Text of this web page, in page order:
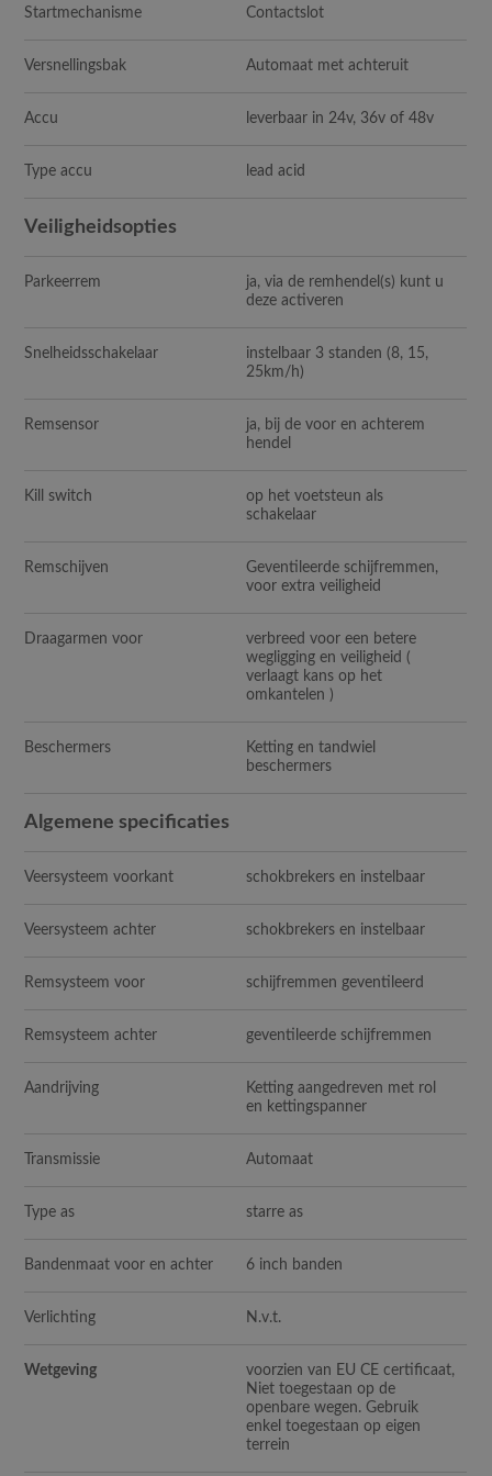
Startmechanisme Contactslot
Versnellingsbak Automaat met achteruit
Accu leverbaar in 24v, 36v of 48v
Type accu lead acid
Veiligheidsopties
Parkeerrem
ja, via de remhendel(s) kunt u
deze activeren
Snelheidsschakelaar
instelbaar 3 standen (8, 15,
25km/h)
Remsensor
ja, bij de voor en achterem
hendel
Kill switch
op het voetsteun als
schakelaar
Remschijven
Geventileerde schijfremmen,
voor extra veiligheid
Draagarmen voor
verbreed voor een betere
wegligging en veiligheid (
verlaagt kans op het
omkantelen )
Beschermers
Ketting en tandwiel
beschermers
Algemene specificaties
Veersysteem voorkant schokbrekers en instelbaar
Veersysteem achter schokbrekers en instelbaar
Remsysteem voor schijfremmen geventileerd
Remsysteem achter geventileerde schijfremmen
Aandrijving
Ketting aangedreven met rol
en kettingspanner
Transmissie Automaat
Type as starre as
Bandenmaat voor en achter 6 inch banden
Verlichting N.v.t.
Wetgeving
voorzien van EU CE certificaat,
Niet toegestaan op de
openbare wegen. Gebruik
enkel toegestaan op eigen
terrein